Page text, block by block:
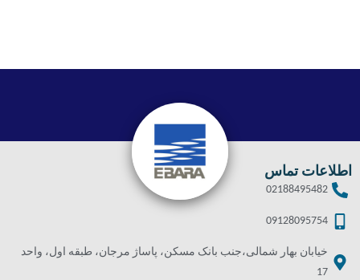
اطلاعات تماس
02188495482
09128095754
خیابان بهار شمالی،جنب بانک مسکن، پاساژ مرجان، طبقه اول، واحد
17